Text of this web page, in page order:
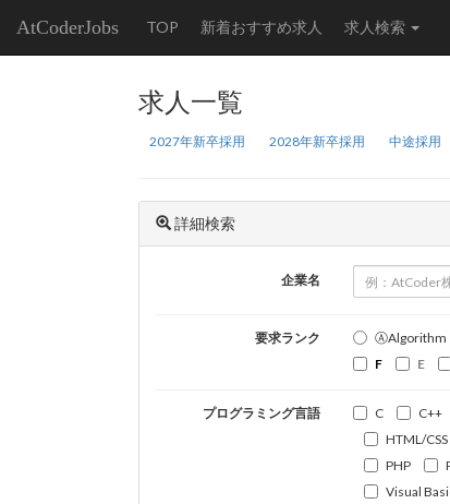
AtCoderJobs TOP 新着おすすめ求人 求人検索
求人一覧
2027年新卒採用 2028年新卒採用 中途採用
詳細検索
企業名
要求ランク ⒶAlgorithm
F
E
プログラミング言語 C C++
HTML/CSS
PHP
Visual